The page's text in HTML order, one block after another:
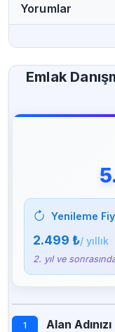
Yorumlar
Emlak
Yenileme
2.499 ₺/ yıllık
2. yıl ve
1 Alan